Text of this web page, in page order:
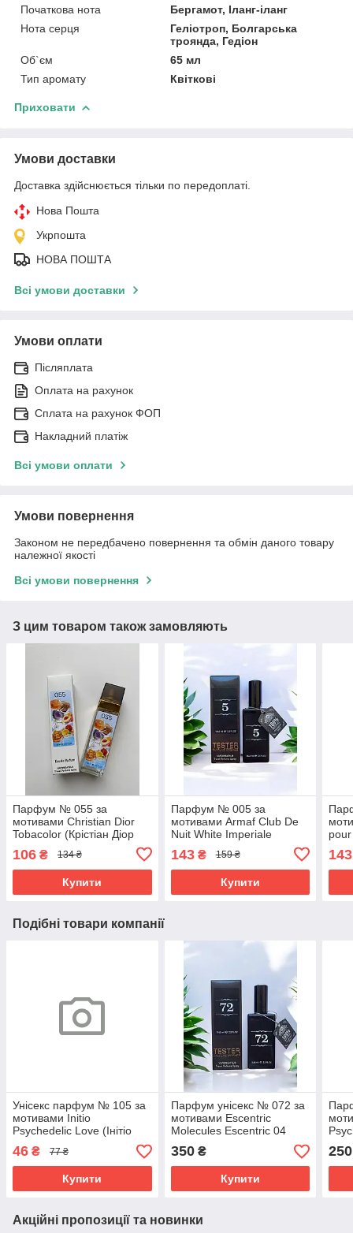
Початкова нота
Бергамот, Іланг-іланг
Нота серця
Геліотроп, Болгарська
троянда, Гедіон
Об`єм
65 мл
Тип аромату
Квіткові
Приховати
Умови доставки
Доставка здійснюється тільки по передоплаті.
Нова Пошта
Укрпошта
НОВА ПОШТА
Всі умови доставки
Умови оплати
Післяплата
Оплата на рахунок
Сплата на рахунок ФОП
Накладний платіж
Всі умови оплати
Умови повернення
Законом не передбачено повернення та обмін даного товару
належної якості
Всі умови повернення
З цим товаром також замовляють
Парфум № 055 за
мотивами Christian Dior
Tobacolor (Крістіан Діор
106 ₴ 134 ₴
Купити
Парфум № 005 за
мотивами Armaf Club De
Nuit White Imperiale
(Армаф Клаб Де Нуіт Вайт
Імперіал) 65 мл
143₴ 159 ₴
Купити
pour
143
Подібні товари компанії
Унісекс парфум № 105 за
мотивами Initio
Psychedelic Love (Iнітіо
ОПТ
46 ₴ 77 ₴
Купити
Парфум унісекс № 072 за
мотивами Escentric
Molecules Escentric 04
Есцентрик 04) 65 мл
350₴
Купити
250
Акційні пропозиції та новинки